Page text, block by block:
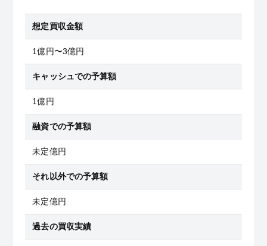
想定買収金額
1億円〜3億円
キャッシュでの予算額
1億円
融資での予算額
未定億円
それ以外での予算額
未定億円
過去の買収実績